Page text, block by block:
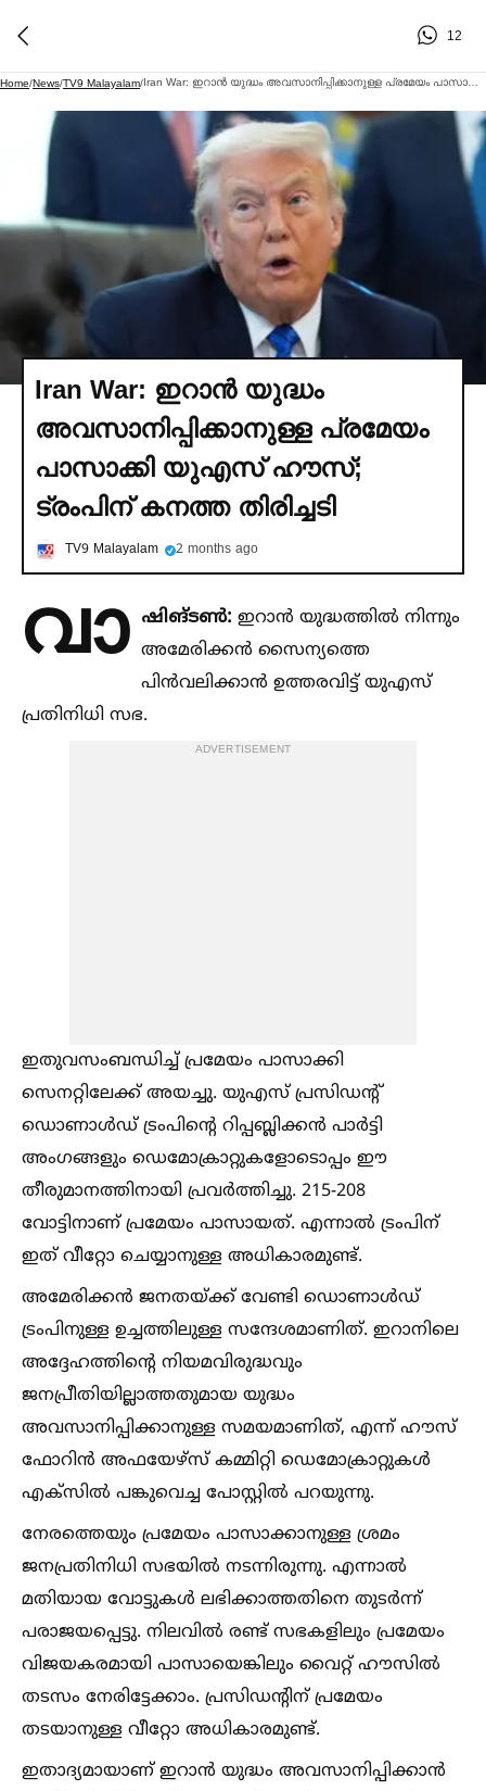
12
Home/News/TV9 Malayalam/
Iran War: ഇറാന്‍ യുദ്ധം
അവസാനിപ്പിക്കാനുള്ള പ്രമേയം
പാസാക്കി യുഎസ്‌ ഹൗസ്;
ട്രംപിന് കനത്ത തിരിച്ചടി
TV9 Malayalam 2 months ago
വാ ഷിങ്ടണ്‍: ഇറാന്‍ യുദ്ധത്തില്‍ നിന്നും
അമേരിക്കന്‍ സൈന്യത്തെ
പിന്‍വലിക്കാന്‍ ഉത്തരവിട്ട് യുഎസ്
പ്രതിനിധി സഭ.
ADVERTISEMENT
ഇതുവസംബന്ധിച്ച്‌ പ്രമേയം പാസാക്കി
സെനറ്റിലേക്ക് അയച്ചു. യുഎസ് പ്രസിഡന്റ്
ഡൊണാള്‍ഡ് ട്രംപിന്റെ റിപ്പബ്ലിക്കന്‍ പാര്‍ട്ടി
അംഗങ്ങളും ഡെമോക്രാറ്റുകളോടൊപ്പം ഈ
തീരുമാനത്തിനായി പ്രവര്‍ത്തിച്ചു. 215-208
വോട്ടിനാണ് പ്രമേയം പാസായത്. എന്നാല്‍ ട്രംപിന്
ഇത് വീറ്റോ ചെയ്യാനുള്ള അധികാരമുണ്ട്.
അമേരിക്കന്‍ ജനതയ്ക്ക് വേണ്ടി ഡൊണാള്‍ഡ്
ട്രംപിനുള്ള ഉച്ചത്തിലുള്ള സന്ദേശമാണിത്. ഇറാനിലെ
അദ്ദേഹത്തിന്റെ നിയമവിരുദ്ധവും
ജനപ്രീതിയില്ലാത്തതുമായ യുദ്ധം
അവസാനിപ്പിക്കാനുള്ള സമയമാണിത്, എന്ന് ഹൗസ്
ഫോറിന്‍ അഫയേഴ്‌സ് കമ്മിറ്റി ഡെമോക്രാറ്റുകള്‍
എക്‌സില്‍ പങ്കുവെച്ച പോസ്റ്റില്‍ പറയുന്നു.
നേരത്തെയും പ്രമേയം പാസാക്കാനുള്ള ശ്രമം
ജനപ്രതിനിധി സഭയില്‍ നടന്നിരുന്നു. എന്നാല്‍
മതിയായ വോട്ടുകള്‍ ലഭിക്കാത്തതിനെ തുടര്‍ന്ന്
പരാജയപ്പെട്ടു. നിലവില്‍ രണ്ട് സഭകളിലും പ്രമേയം
വിജയകരമായി പാസായെങ്കിലും വൈറ്റ് ഹൗസില്‍
തടസം നേരിട്ടേക്കാം. പ്രസിഡന്റിന് പ്രമേയം
തടയാനുള്ള വീറ്റോ അധികാരമുണ്ട്.
ഇതാദ്യമായാണ് ഇറാന്‍ യുദ്ധം അവസാനിപ്പിക്കാന്‍